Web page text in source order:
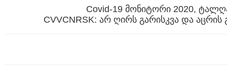
Covid-19 მონიტორი 2020,
CVVCNRSK: არ ღირს გარისკვა და აცრის